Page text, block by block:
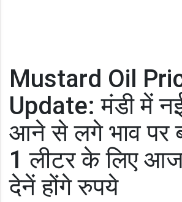
Mustard Oil
Update: मंडी में
आने से लगे भाव पर
1 लीटर के लिए
देनें होंगे रुपये